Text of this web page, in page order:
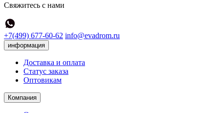
Свяжитесь с нами
+7(499) 677-60-62 info@evadrom.ru
информация
Доставка и оплата
Статус заказа
Оптовикам
Компания